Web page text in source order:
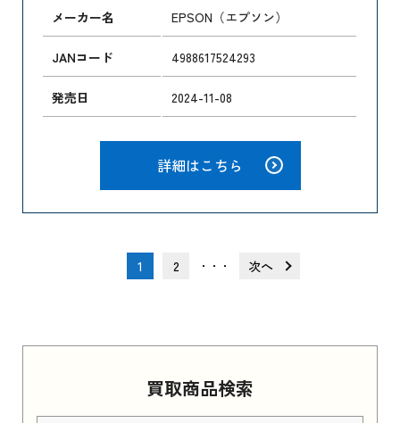
買取商品検索
メーカー名 EPSON（エプソン）
JANコード 4988617524293
発売日 2024-11-08
詳細はこちら
1 2 ・・・ 次へ